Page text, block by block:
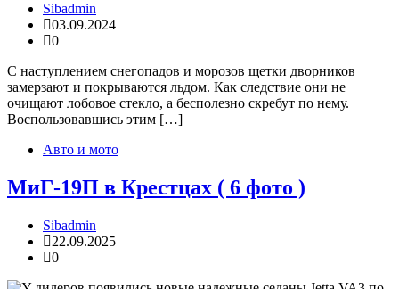
Sibadmin
03.09.2024
0
С наступлением снегопадов и морозов щетки дворников
замерзают и покрываются льдом. Как следствие они не
очищают лобовое стекло, а бесполезно скребут по нему.
Воспользовавшись этим […]
Авто и мото
МиГ-19П в Крестцах ( 6 фото )
Sibadmin
22.09.2025
0